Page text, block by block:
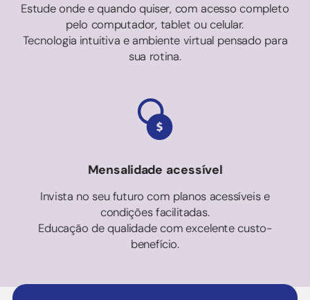
Estude onde e quando quiser, com acesso completo
pelo computador, tablet ou celular.
Tecnologia intuitiva e ambiente virtual pensado para
sua rotina.
Mensalidade acessível
Invista no seu futuro com planos acessíveis e
condições facilitadas.
Educação de qualidade com excelente custo-
benefício.